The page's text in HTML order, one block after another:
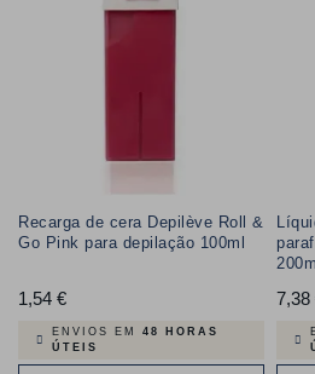
Recarga de cera Depilève Roll &
Go Pink para depilação 100ml
1,54 €Preço
ENVIOS EM 48 HORAS
ÚTEIS
200ml
7,38